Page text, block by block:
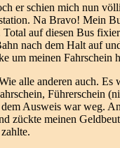
er schien mich nun
Na Bravo! Mein
auf diesen Bus
nach dem Halt auf
um meinen Fahrschein
alle anderen auch. Es
Führerschein
Ausweis war weg.
zückte meinen